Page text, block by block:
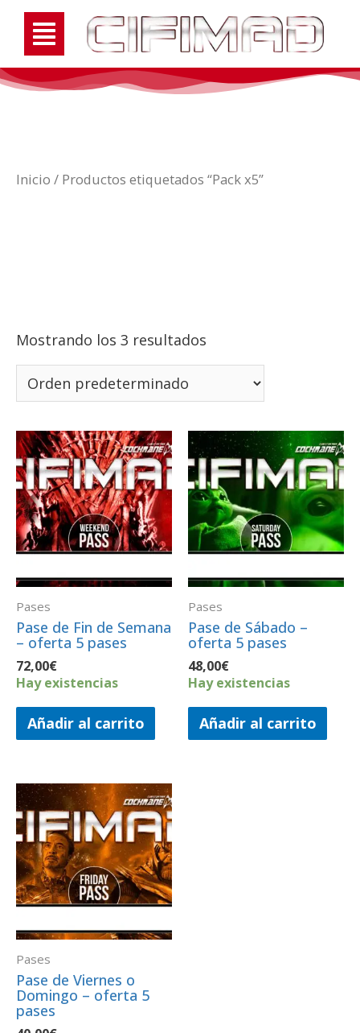
Inicio / Productos etiquetados “Pack x5”
Mostrando los 3 resultados
Pases
​Pase de Fin de Semana
– oferta 5 pases
72,00€
Hay existencias
Añadir al carrito
Pases
​Pase de Sábado –
oferta 5 pases
48,00€
Hay existencias
Añadir al carrito
Pases
​Pase de Viernes o
Domingo – oferta 5
pases